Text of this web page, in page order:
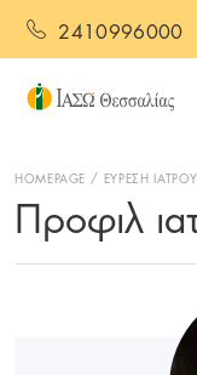
2410996000
HOMEPAGE ΕΥΡΕΣΗ ΙΑΤΡΟΥ
Προφιλ